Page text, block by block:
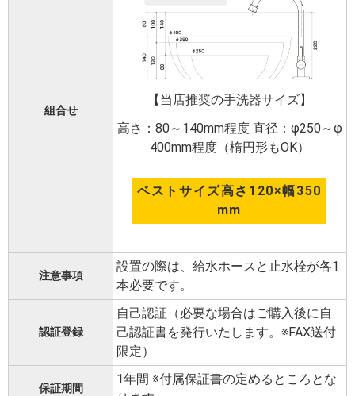
組合せ
【当店推奨の手洗器サイズ】
高さ：80～140mm程度 直径：φ250～φ
400mm程度（楕円形もOK）
ベストサイズ高さ120×幅350
mm
注意事項
設置の際は、給水ホースと止水栓が各1
本必要です。
認証登録
自己認証（必要な場合はご購入後に自
己認証書を発行いたします。※FAX送付
限定）
保証期間
1年間 ※付属保証書の定めるところとな